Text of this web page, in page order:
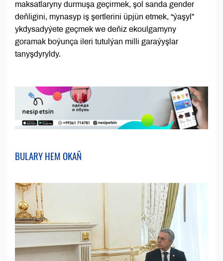
maksatlaryny durmuşa geçirmek, şol sanda gender
deňligini, mynasyp iş şertlerini üpjün etmek, “ýaşyl”
ykdysadyýete geçmek we deňiz ekoulgamyny
goramak boýunça ileri tutulýan milli garaýyşlar
tanyşdyryldy.
BULARY HEM OKAŇ